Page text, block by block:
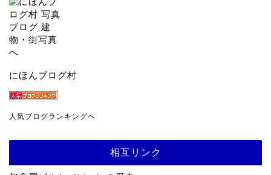
にほんブログ村
人気ブログランキングへ
相互リンク